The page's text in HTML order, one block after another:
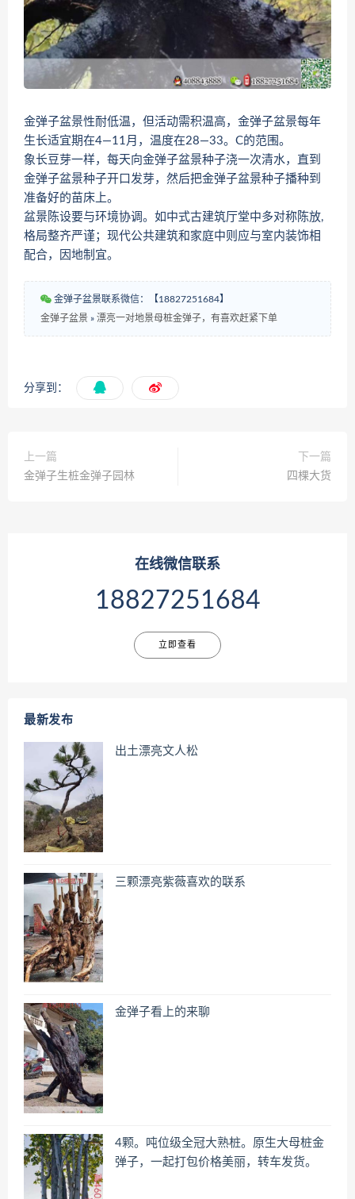
金弹子盆景性耐低温，但活动需积温高，金弹子盆景每年
生长适宜期在4—11月，温度在28—33。C的范围。
象长豆芽一样，每天向金弹子盆景种子浇一次清水，直到
金弹子盆景种子开口发芽，然后把金弹子盆景种子播种到
准备好的苗床上。
盆景陈设要与环境协调。如中式古建筑厅堂中多对称陈放,
格局整齐严谨；现代公共建筑和家庭中则应与室内装饰相
配合，因地制宜。
金弹子盆景联系微信：【18827251684】
金弹子盆景 » 漂亮一对地景母桩金弹子，有喜欢赶紧下单
分享到：
上一篇
金弹子生桩金弹子园林
下一篇
四棵大货
在线微信联系
18827251684
立即查看
最新发布
出土漂亮文人松
三颗漂亮紫薇喜欢的联系
金弹子看上的来聊
4颗。吨位级全冠大熟桩。原生大母桩金
弹子，一起打包价格美丽，转车发货。